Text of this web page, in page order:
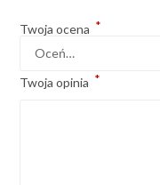
Twoja ocena *
Twoja opinia *